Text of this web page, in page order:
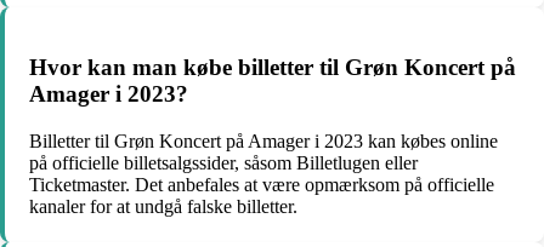
Hvor kan man købe billetter til Grøn Koncert på
Amager i 2023?
Billetter til Grøn Koncert på Amager i 2023 kan købes online
på officielle billetsalgssider, såsom Billetlugen eller
Ticketmaster. Det anbefales at være opmærksom på officielle
kanaler for at undgå falske billetter.